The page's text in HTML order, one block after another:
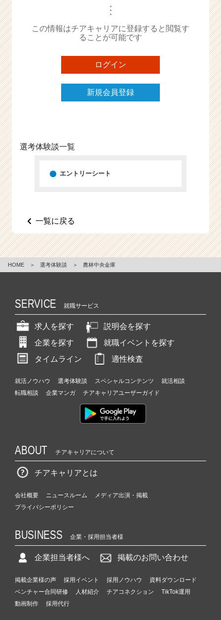
e
e
・・・
この情報はチアキャリアに登録すると閲覧す
ることが可能です
ログイン
新規会員登録
選考体験談一覧
エントリーシート
一覧に戻る
HOME ＞ 選考体験談 ＞ 農林中央金庫
SERVICE 就職サービス
求人を探す
説明会を探す
企業を探す
就職イベントを探す
タイムライン
適性検査
就活ノウハウ 選考体験談 スペシャルコンテンツ
就活相談
転職相談
企業マンガ チアキャリアユーザーガイド
ABOUT チアキャリアについて
チアキャリアとは
会社概要 ニュースルーム
メディア出演・掲載
プライバシーポリシー
BUSINESS 企業・採用担当者様
企業担当者様へ 掲載のお問い合わせ
掲載企業様の声 採用イベント 採用ノウハウ
資料ダウンロード
ベンチャー合同研修
人材紹介 チアコネクション
TikTok運用
動画制作
採用代行